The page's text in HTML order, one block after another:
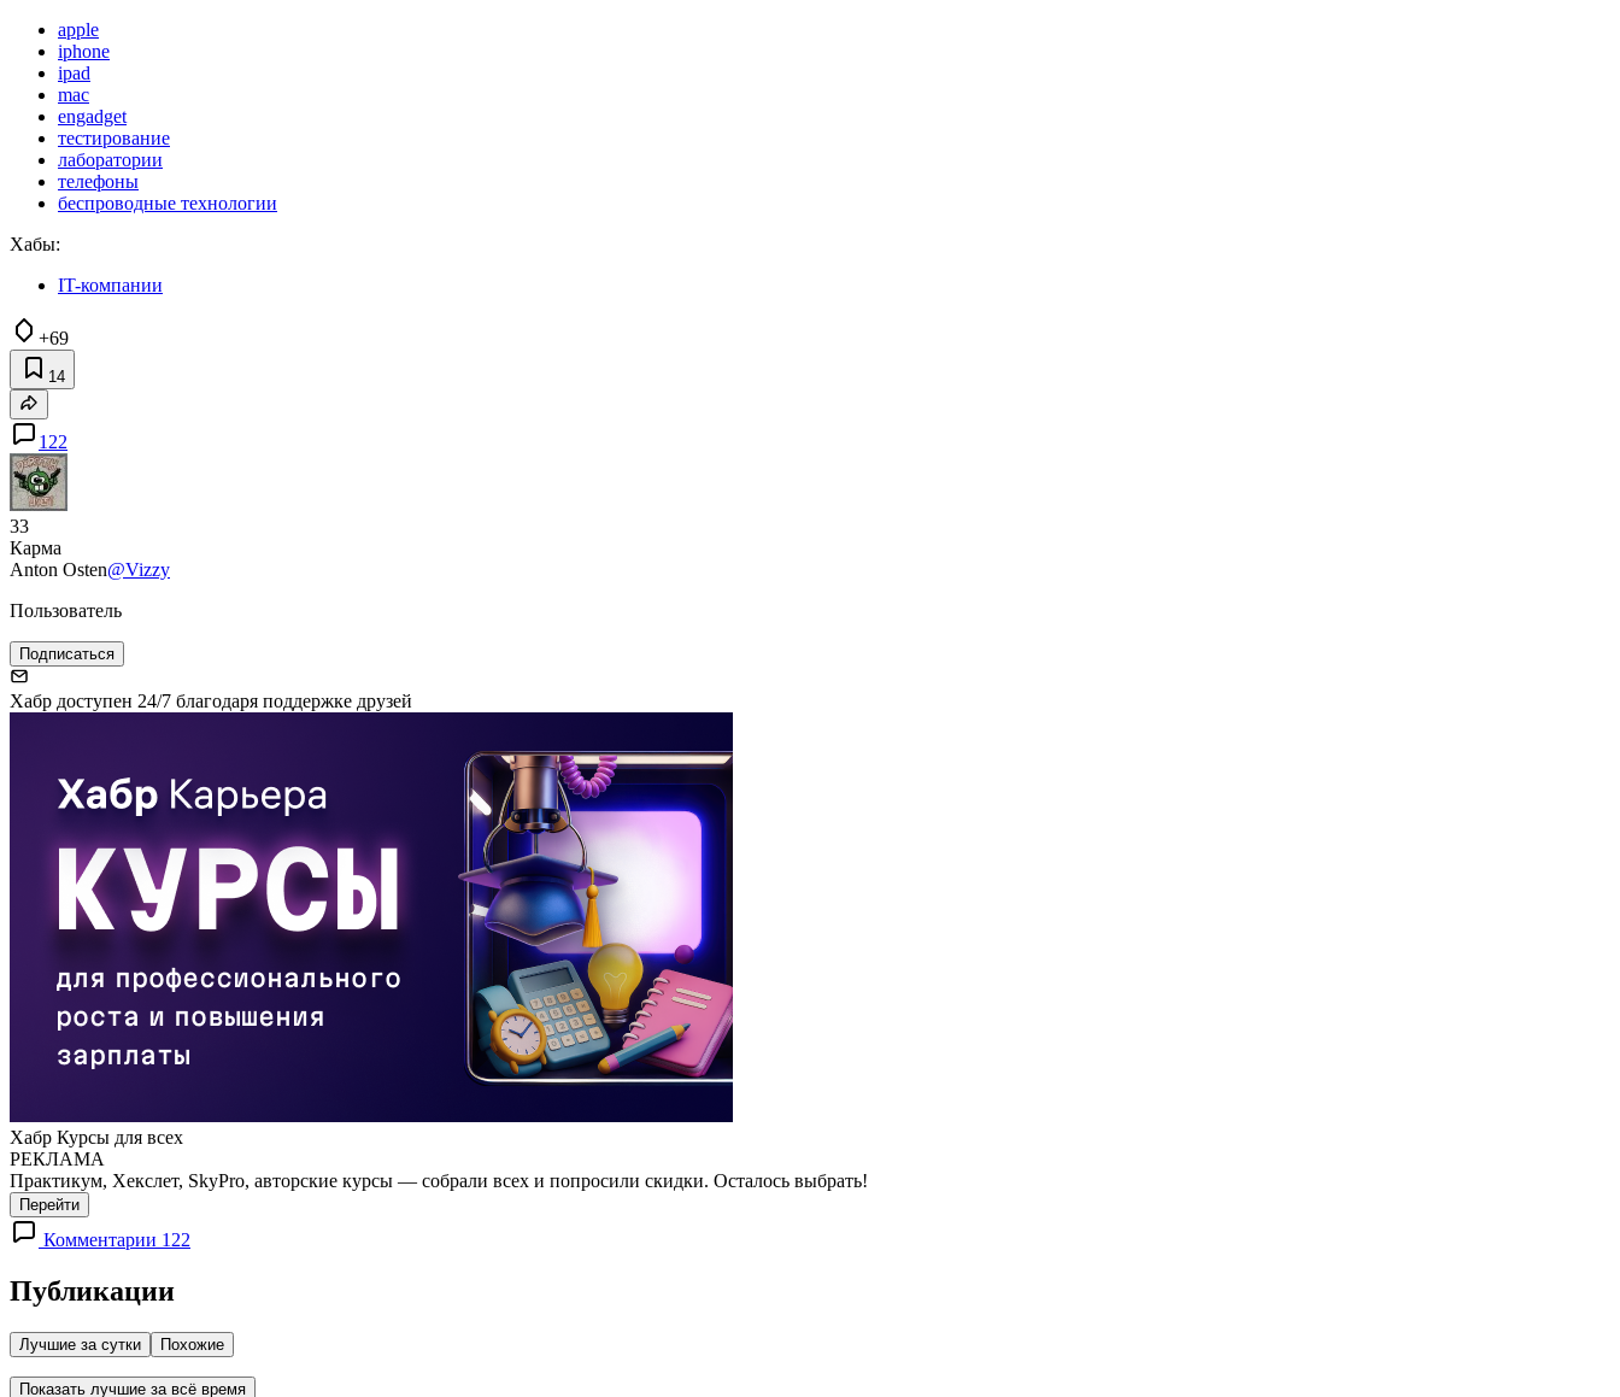
apple
iphone
ipad
mac
engadget
тестирование
лаборатории
телефоны
беспроводные технологии
Хабы:
IT-компании
+69
14
122
33
Карма
Anton Osten@Vizzy
Пользователь
Подписаться
Хабр доступен 24/7 благодаря поддержке друзей
Хабр Курсы для всех
РЕКЛАМА
Практикум, Хекслет, SkyPro, авторские курсы — собрали всех и попросили скидки. Осталось выбрать!
Перейти
Комментарии 122
Публикации
Лучшие за сутки Похожие
Показать лучшие за всё время